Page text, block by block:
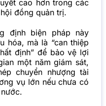
cao hơn trong các
đồng quản trị.
định biện pháp này
hóa, mà là “can thiệp
định” để bảo vệ lợi
một năm giám sát,
chuyển nhượng tài
vụ lớn nếu chưa có